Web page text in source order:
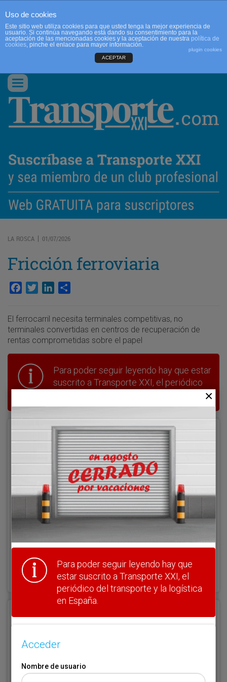
CONTACTO
Conmutar
navegación
LA ROSCA | 01/07/2026
Fricción ferroviaria
Facebook
TwitterLinkedIn
El ferrocarril necesita terminales competitivas, no
terminales convertidas en centros de recuperación de
rentas comprometidas sobre el papel
Para poder seguir leyendo hay que estar
suscrito a Transporte XXI, el periódico
Nombre de usuario
Clave
¿Olvidó su clave?
Haga clic aquí para recuperarla.
Registrarse
Nombre de usuario (elija un nombre)
Email
Uso de cookies
Este sitio web utiliza cookies para que usted tenga la mejor experiencia de
usuario. Si continúa navegando está dando su consentimiento para la
aceptación de las mencionadas cookies y la aceptación de nuestra política de
cookies, pinche el enlace para mayor información.
plugin cookies
ACEPTAR
Para poder seguir leyendo hay que
estar suscrito a Transporte XXI, el
periódico del transporte y la logística
en España.
Acceder
Nombre de usuario